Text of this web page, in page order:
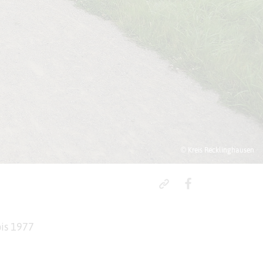
© Kreis Recklinghausen
1977